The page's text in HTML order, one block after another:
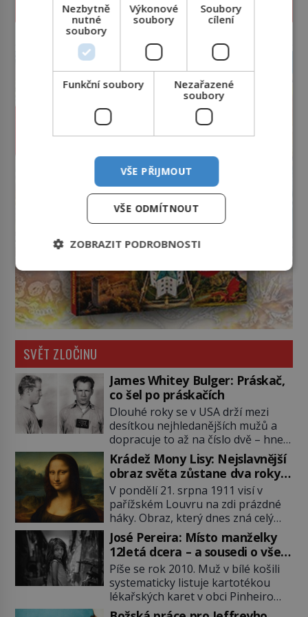
PROLISTOVAT ČASOPIS
SVĚT ZLOČINU
James Whitey Bulger: Práskač,
co šel po práskačích
Dlouhé roky se v USA drží mezi
desítkou nejhledanějších mužů a
dopracuje to až na číslo dvě – hned
po Usámovi bin Ládinovi (1957–
2011). To je James „Whitey“ Bulger
(1929–2018) viněný ze spoluúčasti
na 19 vraždách, vydírání a lichvy. A
samozřejmě, krom toho je ještě
drogový dealer, který neváhá
odstranit z cesty všechny práskače,
zatímco […]
Krádež Mony Lisy: Nejslavnější
obraz světa zůstane dva roky
nezvěstný
V pondělí 21. srpna 1911 visí v
pařížském Louvru na zdi prázdné
háky. Obraz, který dnes zná celý
svět, je pryč. Zpočátku si nikdo
nemyslí, že jde o krádež.
Zaměstnanci jsou přesvědčeni, že
Mona Lisa je jen v restaurátorské
dílně nebo u fotografa. Když se
ukáže pravda, propukne jeden z
José Pereira: Místo manželky
12letá dcera – a sousedi o všem
vědí!
Píše se rok 2010. Muž v bílé košili
systematicky listuje kartotékou
lékařských karet v obci Pinheiro
ležící asi 20 kilometrů od farmy s
Nezbytně
nutné
soubory
Výkonové
soubory
Soubory
cílení
Funkční soubory
Nezařazené
soubory
VŠE PŘIJMOUT
VŠE ODMÍTNOUT
ZOBRAZIT PODROBNOSTI